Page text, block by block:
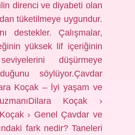
direnci ve diyabeti olan
tüketilmeye uygundur.
destekler. Çalışmalar,
yüksek lif içeriğinin
düşürmeye
söylüyor.Çavdar
Koçak – İyi yaşam ve
Koçak ›
› Genel Çavdar ve
fark nedir? Taneleri